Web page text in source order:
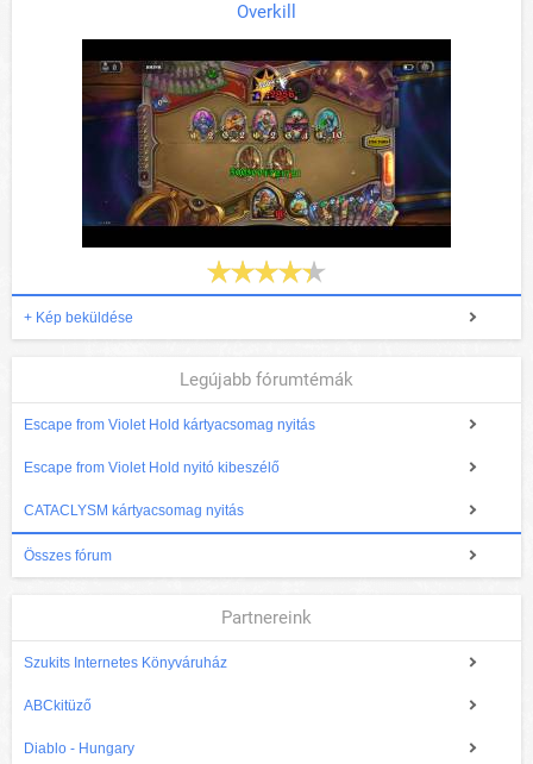
Overkill
+ Kép beküldése
Legújabb fórumtémák
Escape from Violet Hold kártyacsomag nyitás
Escape from Violet Hold nyitó kibeszélő
CATACLYSM kártyacsomag nyitás
Összes fórum
Partnereink
Szukits Internetes Könyváruház
ABCkitüző
Diablo - Hungary